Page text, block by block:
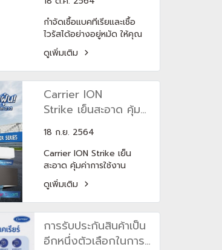
พร้อมสูดหายใจได้เต็ม
ปอดด้วยฟีเจอร์ X-
IONIZER
กำจัดเชื้อแบคทีเรียและเชื้อ
ไวรัสได้อย่างอยู่หมัด ให้คุณ
หมดห่วงพร้อมสูดหายใจได้
เต็มปอดด้วยฟีเจอร์ X-
IONIZER นวัตกรรม
การฟอกอากาศในเครื่องปรับ
อากาศ carrier แคเรียร์ ที่
ปล่อยไอออนลบไปทำลายเชื้อ
ไวรัส ฝุ่น และสิ่งปนเปื้อนใน
อากาศเพื่ออากาศสะอาดยิ่ง
อย่างสบายใจ ฟีเจอร์ X-
IONIZER มีในรุ่น เครื่องปรับ
อากาศ carrier แคเรียร์
Color Smart, XInverter
Plus, Ion Strike
นอกจากนี้ เครื่องปรับอากาศ
carrier ยังมี ฟีเจอร์ที่ถนอม
สุขภาพผิวด้วยนะ ด้วย
ดูเพิ่มเติม
Carrier ION
Strike เย็นสะอาด คุ้ม
18 ก.ย. 2564
Carrier ION Strike เย็น
สะอาด คุ้มค่าการใช้งาน
ด้วย 14 ฟีเจอร์ที่ตอบโจทย์
และลงตัวเรื่องการใช้งานมาก
ที่สุด สัมผัสอากาศบริสุทธิ์
ปราศจากแบคทีเรีย และฝุ่น
ขนาดเล็กถึง PM 2.5 ด้วย X-
IONIZER พร้อมการันตีการ
ดูเพิ่มเติม
การรับประกันสินค้าเป็น
อีกหนึ่งตัวเลือกในการ